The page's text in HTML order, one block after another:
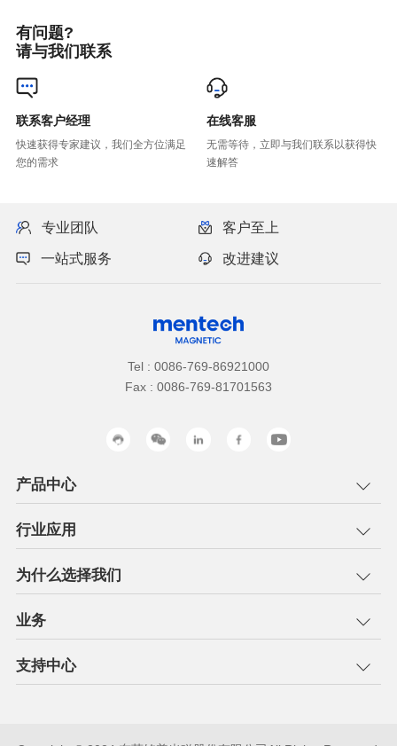
有问题?
请与我们联系
联系客户经理
您的需求
在线客服
速解答
专业团队 客户至上
一站式服务 改进建议
Tel : 0086-769-86921000
Fax : 0086-769-81701563
产品中心
行业应用
为什么选择我们
业务
支持中心